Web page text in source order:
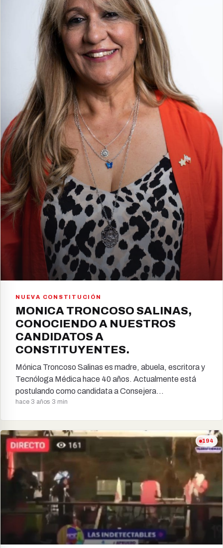
NUEVA CONSTITUCIÓN
MONICA TRONCOSO SALINAS,
CONOCIENDO A NUESTROS
CANDIDATOS A
CONSTITUYENTES.
Mónica Troncoso Salinas es madre, abuela, escritora y
Tecnóloga Médica hace 40 años. Actualmente está
postulando como candidata a Consejera
Constitucional donde…
hace 3 años·3 min
194